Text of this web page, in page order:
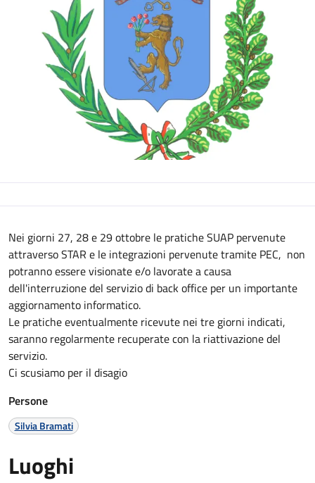
Descrizione
Nei giorni 27, 28 e 29 ottobre le pratiche SUAP pervenute
attraverso STAR e le integrazioni pervenute tramite PEC, non
potranno essere visionate e/o lavorate a causa
dell'interruzione del servizio di back office per un importante
aggiornamento informatico.
Le pratiche eventualmente ricevute nei tre giorni indicati,
saranno regolarmente recuperate con la riattivazione del
servizio.
Ci scusiamo per il disagio
Persone
Silvia Bramati
Luoghi